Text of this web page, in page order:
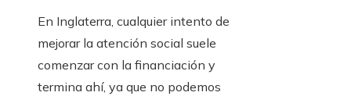
En Inglaterra, cualquier intento de
mejorar la atención social suele
comenzar con la financiación y
termina ahí, ya que no podemos